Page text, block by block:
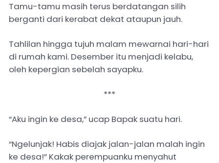
Tamu-tamu masih terus berdatangan silih
berganti dari kerabat dekat ataupun jauh.
Tahlilan hingga tujuh malam mewarnai hari-hari
di rumah kami. Desember itu menjadi kelabu,
oleh kepergian sebelah sayapku.
***
“Aku ingin ke desa,” ucap Bapak suatu hari.
“Ngelunjak! Habis diajak jalan-jalan malah ingin
ke desa!” Kakak perempuanku menyahut